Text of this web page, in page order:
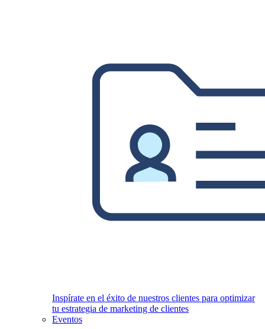
Inspírate en el éxito de nuestros clientes para optimizar
tu estrategia de marketing de clientes
Eventos